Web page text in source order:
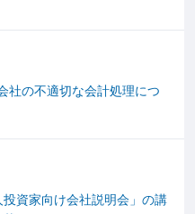
社の不適切な会計処理につ
資家向け会社説明会」の講